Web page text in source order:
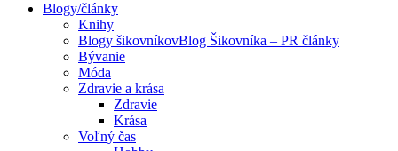
Blogy/články
Knihy
Blogy šikovníkovBlog Šikovníka – PR články
Bývanie
Móda
Zdravie a krása
Zdravie
Krása
Voľný čas